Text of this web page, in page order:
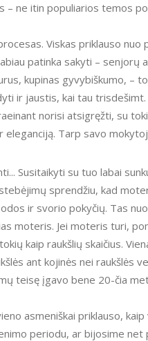
– ne itin populiarios temos
Viskas priklauso
patinka sakyti –
kupinas gyvybiškumo, –
ir jaustis, kai tau
norisi atsigręžti, su
eleganciją. Tarp savo
Susitaikyti su tuo labai
sprendžiu, kad
ir svorio pokyčių. Tas
moteris. Jei moteris turi,
kaip raukšlių skaičius.
ant kojinės nei raukšlės
teisę įgavo bene 20-čia
asmeniškai priklauso,
periodu, ar bijosime